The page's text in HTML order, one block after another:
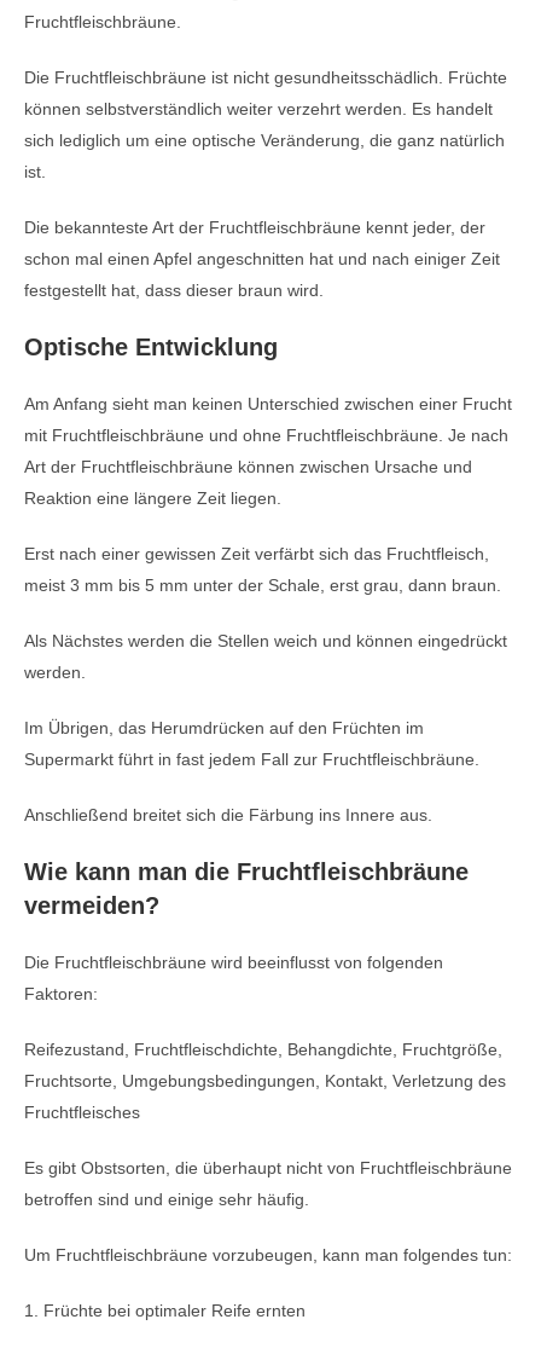
Fruchtfleischbräune.
Die Fruchtfleischbräune ist nicht gesundheitsschädlich. Früchte
können selbstverständlich weiter verzehrt werden. Es handelt
sich lediglich um eine optische Veränderung, die ganz natürlich
ist.
Die bekannteste Art der Fruchtfleischbräune kennt jeder, der
schon mal einen Apfel angeschnitten hat und nach einiger Zeit
festgestellt hat, dass dieser braun wird.
Optische Entwicklung
Am Anfang sieht man keinen Unterschied zwischen einer Frucht
mit Fruchtfleischbräune und ohne Fruchtfleischbräune. Je nach
Art der Fruchtfleischbräune können zwischen Ursache und
Reaktion eine längere Zeit liegen.
Erst nach einer gewissen Zeit verfärbt sich das Fruchtfleisch,
meist 3 mm bis 5 mm unter der Schale, erst grau, dann braun.
Als Nächstes werden die Stellen weich und können eingedrückt
werden.
Im Übrigen, das Herumdrücken auf den Früchten im
Supermarkt führt in fast jedem Fall zur Fruchtfleischbräune.
Anschließend breitet sich die Färbung ins Innere aus.
Wie kann man die Fruchtfleischbräune
vermeiden?
Die Fruchtfleischbräune wird beeinflusst von folgenden
Faktoren:
Reifezustand, Fruchtfleischdichte, Behangdichte, Fruchtgröße,
Fruchtsorte, Umgebungsbedingungen, Kontakt, Verletzung des
Fruchtfleisches
Es gibt Obstsorten, die überhaupt nicht von Fruchtfleischbräune
betroffen sind und einige sehr häufig.
Um Fruchtfleischbräune vorzubeugen, kann man folgendes tun:
1. Früchte bei optimaler Reife ernten